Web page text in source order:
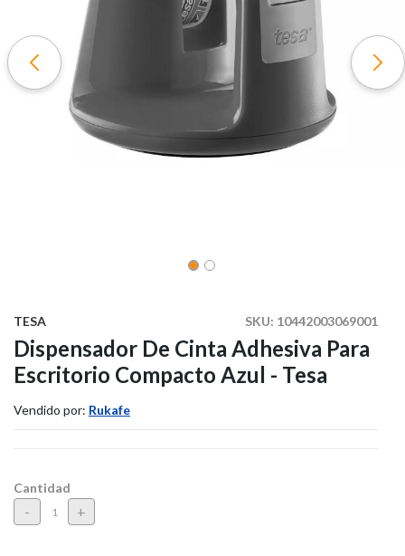
SKU: 10442003069001
TESA
Dispensador De Cinta Adhesiva Para
Escritorio Compacto Azul - Tesa
Vendido por: Rukafe
Cantidad
- +